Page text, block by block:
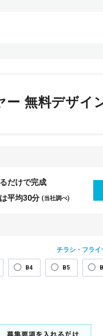
無料デザイ
だけで完成
平均30分 (当社調べ)
チラシ・フライ
B4 B5